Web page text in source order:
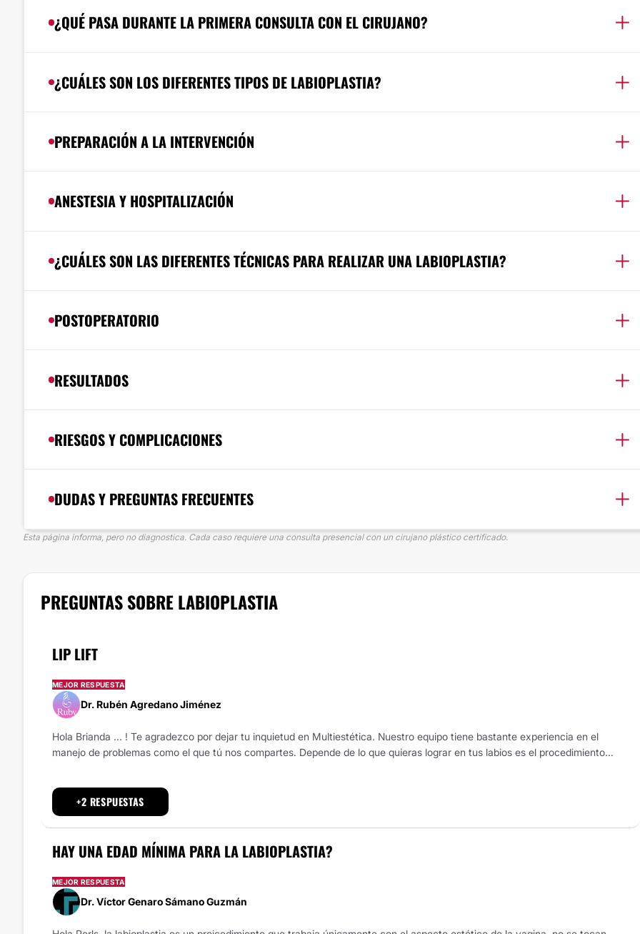
¿QUÉ PASA DURANTE LA PRIMERA CONSULTA CON EL CIRUJANO?
¿CUÁLES SON LOS DIFERENTES TIPOS DE LABIOPLASTIA?
PREPARACIÓN A LA INTERVENCIÓN
ANESTESIA Y HOSPITALIZACIÓN
¿CUÁLES SON LAS DIFERENTES TÉCNICAS PARA REALIZAR UNA LABIOPLASTIA?
POSTOPERATORIO
RESULTADOS
RIESGOS Y COMPLICACIONES
DUDAS Y PREGUNTAS FRECUENTES
Esta página informa, pero no diagnostica. Cada caso requiere una consulta presencial con un cirujano plástico certificado.
PREGUNTAS SOBRE LABIOPLASTIA
LIP LIFT
MEJOR RESPUESTA
Dr. Rubén Agredano Jiménez
Hola Brianda ... ! Te agradezco por dejar tu inquietud en Multiestética. Nuestro equipo tiene bastante experiencia en el
manejo de problemas como el que tú nos compartes. Depende de lo que quieras lograr en tus labios es el procedimiento...
+2 RESPUESTAS
HAY UNA EDAD MÍNIMA PARA LA LABIOPLASTIA?
MEJOR RESPUESTA
Dr. Víctor Genaro Sámano Guzmán